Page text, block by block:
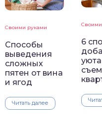
Своими руками
Способы
выведения
сложных
пятен от вина
и ягод
Читать далее
6